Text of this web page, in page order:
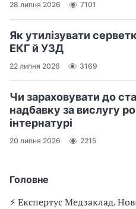
Головне
⚡️ Експертус Медзаклад.
28 липня 2026 7101
Як утилізувати
ЕКГ й УЗД
22 липня 2026 3169
Чи зараховувати до
надбавку за вислугу
інтернатурі
20 липня 2026 2215